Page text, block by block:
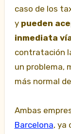
caso de los
ypueden
inmediata
contratación
un problema,
más normal
Ambas
Barcelona, ya